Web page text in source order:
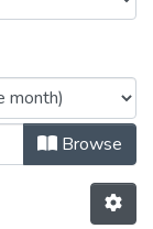
Browse